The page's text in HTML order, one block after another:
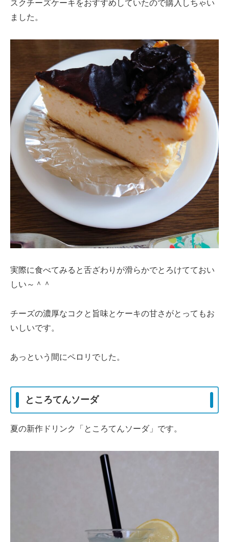
スクチーズケーキをおすすめしていたので購入しちゃい
ました。
実際に食べてみると舌ざわりが滑らかでとろけてておい
しい～＾＾
チーズの濃厚なコクと旨味とケーキの甘さがとってもお
いしいです。
あっという間にペロリでした。
ところてんソーダ
夏の新作ドリンク「ところてんソーダ」です。